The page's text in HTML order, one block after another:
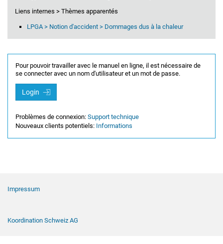
Liens internes > Thèmes apparentés
LPGA > Notion d'accident > Dommages dus à la chaleur
Pour pouvoir travailler avec le manuel en ligne, il est nécessaire de
se connecter avec un nom d'utilisateur et un mot de passe.
Login
Problèmes de connexion: Support technique
Nouveaux clients potentiels: Informations
Impressum
Koordination Schweiz AG